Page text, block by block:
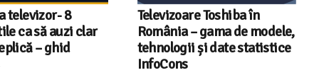
televizor- 8
ca să auzi clar
– ghid
Televizoare Toshiba în
România – gama de modele,
tehnologii și date statistice
InfoCons